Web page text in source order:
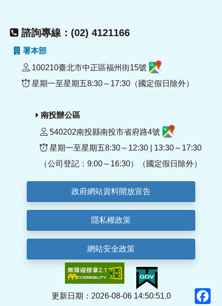
諮詢專線：(02) 4121166
署本部
100210臺北市中正區福州街15號
星期一至星期五8:30～17:30（國定假日除外）
南投辦公區
540202南投縣南投市省府路4號
星期一至星期五8:30～12:30 | 13:30～17:30
（公司登記：9:00～16:30）（國定假日除外）
政府網站資料開放宣告
隱私權政策
網站安全政策
更新日期：2026-08-06 14:50:51.0